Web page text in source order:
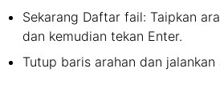
Sekarang Daftar fail: Taipkan
dan kemudian tekan Enter.
Tutup baris arahan dan jalankan